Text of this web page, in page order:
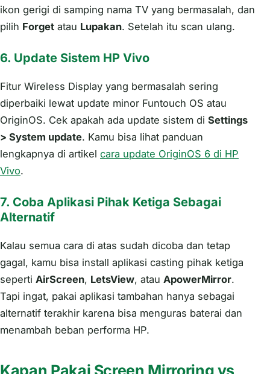
ikon gerigi di samping nama TV yang bermasalah, dan
pilih Forget atau Lupakan. Setelah itu scan ulang.
6. Update Sistem HP Vivo
Fitur Wireless Display yang bermasalah sering
diperbaiki lewat update minor Funtouch OS atau
OriginOS. Cek apakah ada update sistem di Settings
> System update. Kamu bisa lihat panduan
lengkapnya di artikel cara update OriginOS 6 di HP
Vivo.
7. Coba Aplikasi Pihak Ketiga Sebagai
Alternatif
Kalau semua cara di atas sudah dicoba dan tetap
gagal, kamu bisa install aplikasi casting pihak ketiga
seperti AirScreen, LetsView, atau ApowerMirror.
Tapi ingat, pakai aplikasi tambahan hanya sebagai
alternatif terakhir karena bisa menguras baterai dan
menambah beban performa HP.